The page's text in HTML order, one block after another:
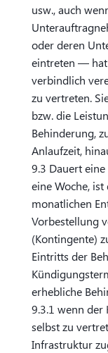
usw., auch
oder deren
eintreten — hat
verbindlich
zu vertreten.
bzw. die
Behinderung,
Anlaufzeit,
9.3 Dauert
eine Woche,
monatlichen
Vorbestellung
(Kontingente)
Eintritts der
erhebliche
9.3.1 wenn der
selbst zu
Infrastruktur